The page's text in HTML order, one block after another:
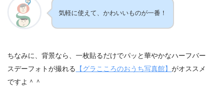
気軽に使えて、かわいいものが一番！
ちなみに、背景なら、一枚貼るだけでパッと華やかなハーフバー
スデーフォトが撮れる
【グラこころのおうち写真館】 がオススメ
ですよ＾＾